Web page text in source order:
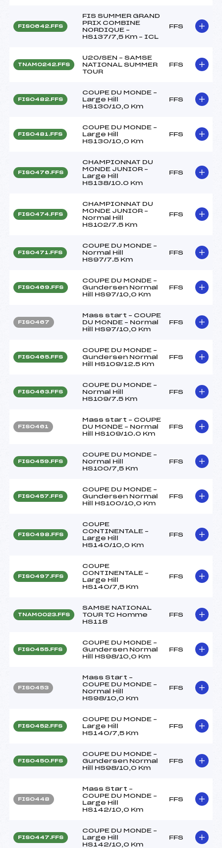
FIS0642.FFS
FIS SUMMER GRAND
PRIX COMBINE
NORDIQUE –
HS137/7,5 Km – ICL
FFS
TNAM0242.FFS
U20/SEN – SAMSE
NATIONAL SUMMER
TOUR
FFS
FIS0482.FFS
COUPE DU MONDE –
Large Hill
HS130/10,0 Km
FFS
FIS0481.FFS
COUPE DU MONDE –
Large Hill
HS130/10,0 Km
FFS
FIS0476.FFS
CHAMPIONNAT DU
MONDE JUNIOR –
Large Hill
HS138/10.0 Km
FFS
FIS0474.FFS
CHAMPIONNAT DU
MONDE JUNIOR –
Normal Hill
HS102/7.5 Km
FFS
FIS0471.FFS
COUPE DU MONDE –
Normal Hill
HS97/7.5 Km
FFS
FIS0469.FFS
COUPE DU MONDE –
Gundersen Normal
Hill HS97/10,0 Km
FFS
FIS0467
Mass start – COUPE
DU MONDE – Normal
Hill HS97/10,0 Km
FFS
FIS0465.FFS
COUPE DU MONDE –
Gundersen Normal
Hill HS109/12.5 Km
FFS
FIS0463.FFS
COUPE DU MONDE –
Normal Hill
HS109/7.5 Km
FFS
FIS0461
Mass start – COUPE
DU MONDE – Normal
Hill HS109/10.0 Km
FFS
FIS0459.FFS
COUPE DU MONDE –
Normal Hill
HS100/7,5 Km
FFS
FIS0457.FFS
COUPE DU MONDE –
Gundersen Normal
Hill HS100/10,0 Km
FFS
FIS0498.FFS
COUPE
CONTINENTALE –
Large Hill
HS140/10,0 Km
FFS
FIS0497.FFS
COUPE
CONTINENTALE –
Large Hill
HS140/7,5 Km
FFS
TNAM0023.FFS
SAMSE NATIONAL
TOUR TC Homme
HS118
FFS
FIS0455.FFS
COUPE DU MONDE –
Gundersen Normal
Hill HS98/10,0 Km
FFS
FIS0453
Mass Start –
COUPE DU MONDE –
Normal Hill
HS98/10,0 Km
FFS
FIS0452.FFS
COUPE DU MONDE –
Large Hill
HS140/7,5 Km
FFS
FIS0450.FFS
COUPE DU MONDE –
Gundersen Normal
Hill HS98/10,0 Km
FFS
FIS0448
Mass Start –
COUPE DU MONDE –
Large Hill
HS142/10,0 Km
FFS
FIS0447.FFS
COUPE DU MONDE –
Large Hill
HS142/10,0 Km
FFS